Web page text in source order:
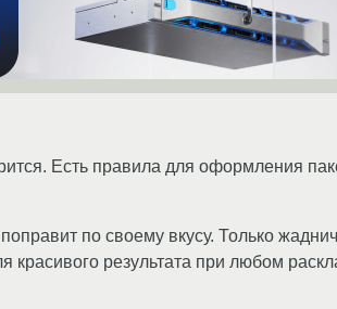
Есть правила для оформления
по своему вкусу. Только
результата при любом